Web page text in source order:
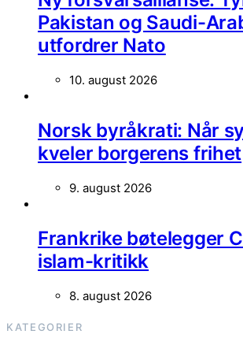
Pakistan og Saudi-
utfordrer Nato
10. august 2026
Norsk byråkrati: Når
kveler borgerens frihet
9. august 2026
Frankrike bøtelegger
islam-kritikk
8. august 2026
KATEGORIER